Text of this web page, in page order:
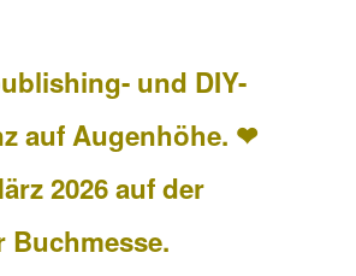
und DIY-
auf Augenhöhe. ❤
2026 auf der
Buchmesse.